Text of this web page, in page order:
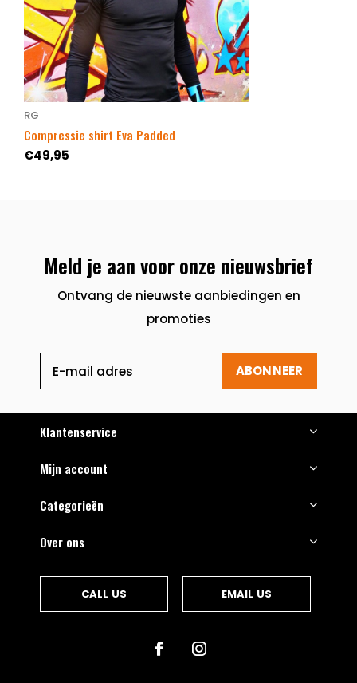
RG
Compressie shirt Eva Padded
€49,95
Meld je aan voor onze nieuwsbrief
Ontvang de nieuwste aanbiedingen en
promoties
ABONNEER
Klantenservice
Mijn account
Categorieën
Over ons
CALL US EMAIL US